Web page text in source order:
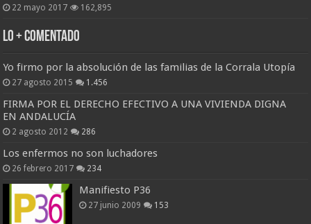
22 mayo 2017 162,895
Lo + Comentado
Yo firmo por la absolución de las familias de la Corrala Utopía
27 agosto 2015 1.456
FIRMA POR EL DERECHO EFECTIVO A UNA VIVIENDA DIGNA
EN ANDALUCÍA
2 agosto 2012 286
Los enfermos no son luchadores
26 febrero 2017 234
Manifiesto P36
27 junio 2009 153